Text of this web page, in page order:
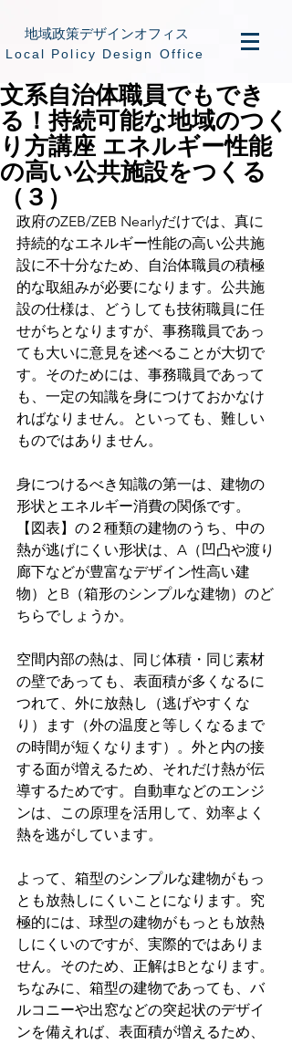
地域政策デザインオフィス
​Local Policy Design Office
文系自治体職員でもでき
る！持続可能な地域のつく
り方講座 エネルギー性能
の高い公共施設をつくる
（３）
政府のZEB/ZEB Nearlyだけでは、真に
持続的なエネルギー性能の高い公共施
設に不十分なため、自治体職員の積極
的な取組みが必要になります。公共施
設の仕様は、どうしても技術職員に任
せがちとなりますが、事務職員であっ
ても大いに意見を述べることが大切で
す。そのためには、事務職員であって
も、一定の知識を身につけておかなけ
ればなりません。といっても、難しい
ものではありません。
身につけるべき知識の第一は、建物の
形状とエネルギー消費の関係です。
【図表】の２種類の建物のうち、中の
熱が逃げにくい形状は、A（凹凸や渡り
廊下などが豊富なデザイン性高い建
物）とB（箱形のシンプルな建物）のど
ちらでしょうか。
空間内部の熱は、同じ体積・同じ素材
の壁であっても、表面積が多くなるに
つれて、外に放熱し（逃げやすくな
り）ます（外の温度と等しくなるまで
の時間が短くなります）。外と内の接
する面が増えるため、それだけ熱が伝
導するためです。自動車などのエンジ
ンは、この原理を活用して、効率よく
熱を逃がしています。
よって、箱型のシンプルな建物がもっ
とも放熱しにくいことになります。究
極的には、球型の建物がもっとも放熱
しにくいのですが、実際的ではありま
せん。そのため、正解はBとなります。
ちなみに、箱型の建物であっても、バ
ルコニーや出窓などの突起状のデザイ
ンを備えれば、表面積が増えるため、